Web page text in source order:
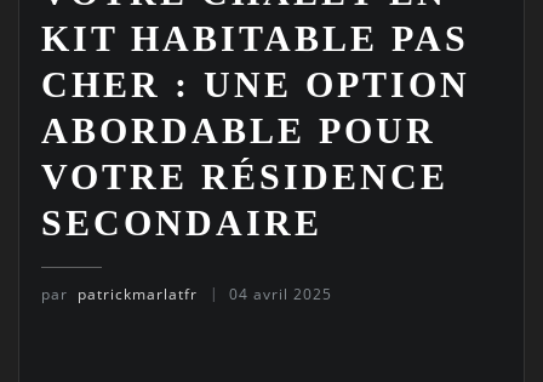
KIT HABITABLE PAS
CHER : UNE OPTION
ABORDABLE POUR
VOTRE RÉSIDENCE
SECONDAIRE
par patrickmarlatfr 04 avril 2025